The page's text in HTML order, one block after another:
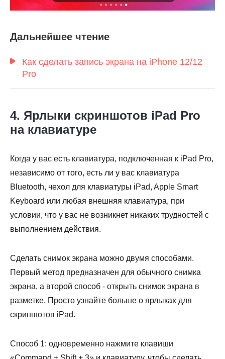
Шаг 3.
Дальнейшее чтение
Как сделать запись экрана на iPhone 12/12
Pro
4. Ярлыки скриншотов iPad Pro
на клавиатуре
Когда у вас есть клавиатура, подключенная к iPad Pro,
независимо от того, есть ли у вас клавиатура
Bluetooth, чехол для клавиатуры iPad, Apple Smart
Keyboard или любая внешняя клавиатура, при
условии, что у вас не возникнет никаких трудностей с
выполнением действия.
Сделать снимок экрана можно двумя способами.
Первый метод предназначен для обычного снимка
экрана, а второй способ - открыть снимок экрана в
разметке. Просто узнайте больше о ярлыках для
скриншотов iPad.
Способ 1: одновременно нажмите клавиши